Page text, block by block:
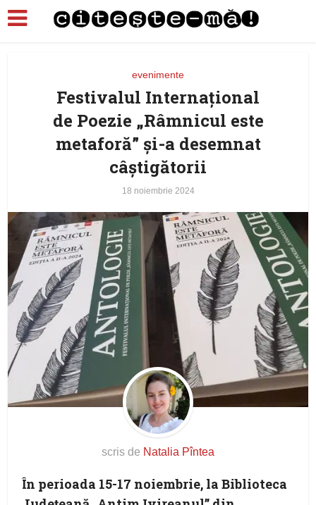
evenimente
Festivalul Internațional
de Poezie „Râmnicul este
metaforă” și-a desemnat
câștigătorii
18 noiembrie 2024
scris de Natalia Pîntea
În perioada 15-17 noiembrie, la Biblioteca